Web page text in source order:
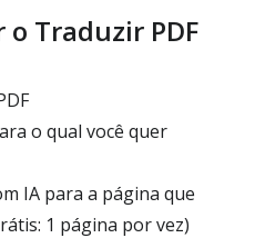
o Traduzir PDF
o qual você quer
IA para a página que
1 página por vez)